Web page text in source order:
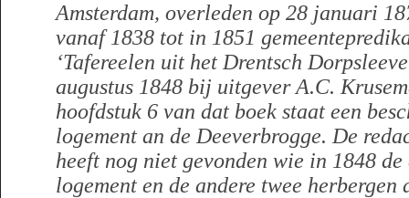
Amsterdam, overleden op 28 januari
vanaf 1838 tot in 1851
‘Tafereelen uit het Drentsch
augustus 1848 bij uitgever A.C.
hoofdstuk 6 van dat boek staat een
logement an de Deeverbrogge. De
heeft nog niet gevonden wie in 1848
logement en de andere twee